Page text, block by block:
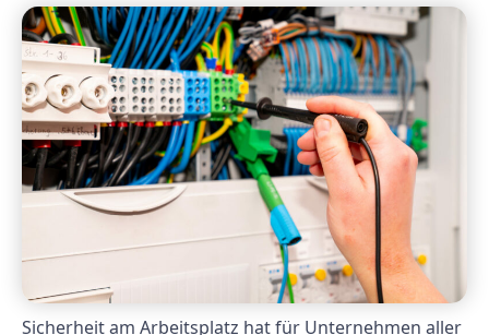
Sicherheit am Arbeitsplatz hat für Unternehmen aller